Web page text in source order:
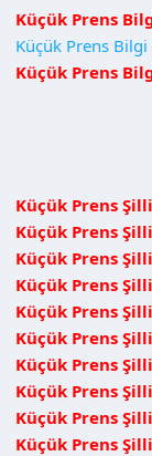
n
Küçük Prens
Küçük Prens Bilgi
Küçük Prens
Küçük Prens
Küçük Prens
Küçük Prens
Küçük Prens
Küçük Prens
Küçük Prens
Küçük Prens
Küçük Prens
Küçük Prens
Küçük Prens